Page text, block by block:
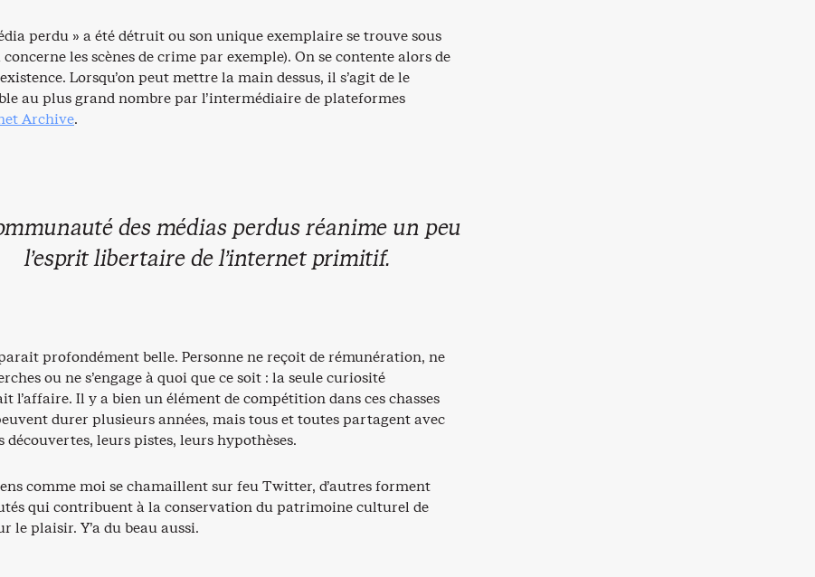
perdu » a été détruit ou son unique exemplaire se trouve sous
les scènes de crime par exemple). On se contente alors de
Lorsqu’on peut mettre la main dessus, il s’agit de le
au plus grand nombre par l’intermédiaire de plateformes
Archive.
des médias perdus réanime un peu
l’esprit libertaire de l’internet primitif.
profondément belle. Personne ne reçoit de rémunération, ne
ou ne s’engage à quoi que ce soit : la seule curiosité
l’affaire. Il y a bien un élément de compétition dans ces chasses
durer plusieurs années, mais tous et toutes partagent avec
découvertes, leurs pistes, leurs hypothèses.
comme moi se chamaillent sur feu Twitter, d’autres forment
qui contribuent à la conservation du patrimoine culturel de
le plaisir. Y’a du beau aussi.